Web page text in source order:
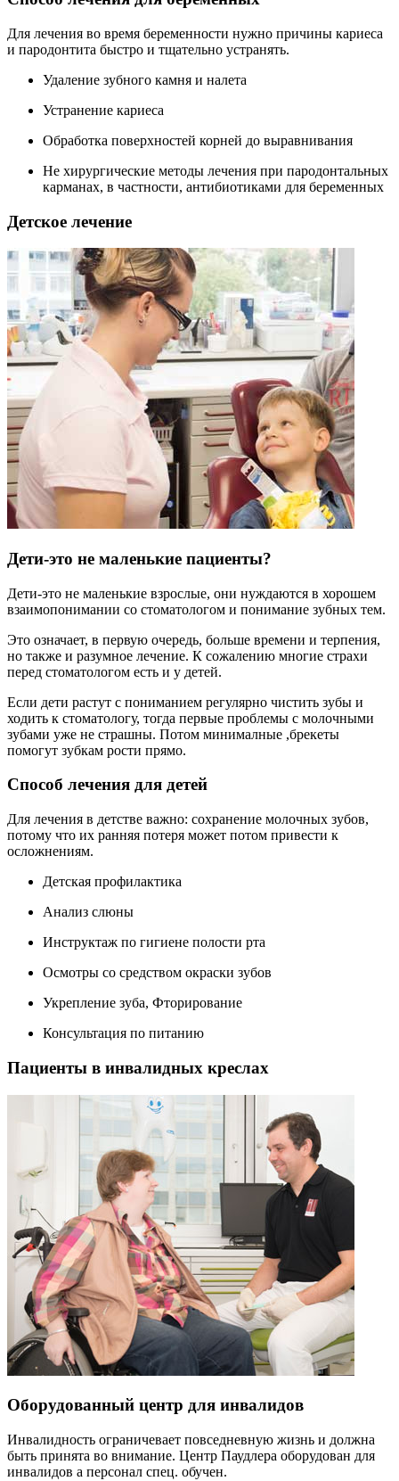
Для лечения во время беременности нужно причины кариеса
и пародонтита быстро и тщательно устранять.
Удаление зубного камня и налета
Устранение кариеса
Обработка поверхностей корней до выравнивания
Не хирургические методы лечения при пародонтальных
карманах, в частности, антибиотиками для беременных
Детское лечение
Дети-это не маленькие пациенты?
Дети-это не маленькие взрослые, они нуждаются в хорошем
взаимопонимании со стоматологом и понимание зубных тем.
Это означает, в первую очередь, больше времени и терпения,
но также и разумное лечение. К сожалению многие страхи
перед стоматологом есть и у детей.
Если дети растут с пониманием регулярно чистить зубы и
ходить к стоматологу, тогда первые проблемы с молочными
зубами уже не страшны. Потом минималные ,брекеты
помогут зубкам рости прямо.
Способ лечения для детей
Для лечения в детстве важно: сохранение молочных зубов,
потому что их ранняя потеря может потом привести к
осложнениям.
Детская профилактика
Анализ слюны
Инструктаж по гигиене полости рта
Осмотры со средством окраски зубов
Укрепление зуба, Фторирование
Консультация по питанию
Пациенты в инвалидных креслах
Оборудованный центр для инвалидов
Инвалидность ограничевает повседневную жизнь и должна
быть принята во внимание. Центр Паудлера оборудован для
инвалидов а персонал спец. обучен.